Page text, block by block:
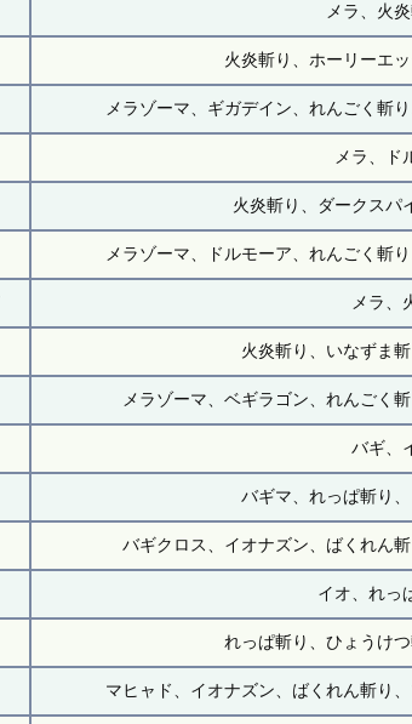
メラ、火
火炎斬り、ホーリーエ
メラゾーマ、ギガデイン、れんごく斬
メラ、ド
火炎斬り、ダークスパ
メラゾーマ、ドルモーア、れんごく斬
メラ、
火炎斬り、いなずま
メラゾーマ、ベギラゴン、れんごく
バギ、
バギマ、れっぱ斬り
バギクロス、イオナズン、ばくれん
イオ、れっ
れっぱ斬り、ひょうけ
マヒャド、イオナズン、ばくれん斬り